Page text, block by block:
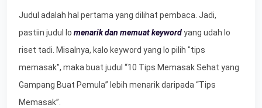
Judul adalah hal pertama yang dilihat pembaca. Jadi,
pastiin judul lo menarik dan memuat keywordyang udah lo
riset tadi. Misalnya, kalo keyword yang lo pilih "tips
memasak", maka buat judul “10 Tips Memasak Sehat yang
Gampang Buat Pemula” lebih menarik daripada “Tips
Memasak”.